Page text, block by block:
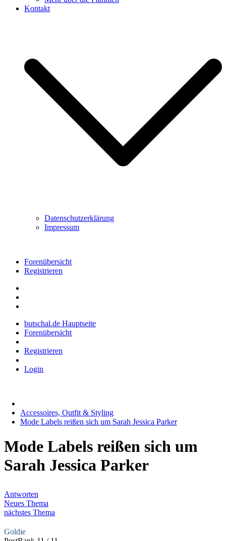
Kontakt
Datenschutzerklärung
Impressum
Forenübersicht
Registrieren
butschal.de Hauptseite
Forenübersicht
Registrieren
Login
Accessoires, Outfit & Styling
Mode Labels reißen sich um Sarah Jessica Parker
Mode Labels reißen sich um
Sarah Jessica Parker
Antworten
Neues Thema
nächstes Thema
Goldie